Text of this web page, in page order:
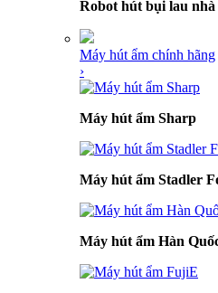
Robot hút bụi lau
Máy hút ẩm chính hãng
›
Máy hút ẩm Sharp
Máy hút ẩm Stadler
Máy hút ẩm Hàn